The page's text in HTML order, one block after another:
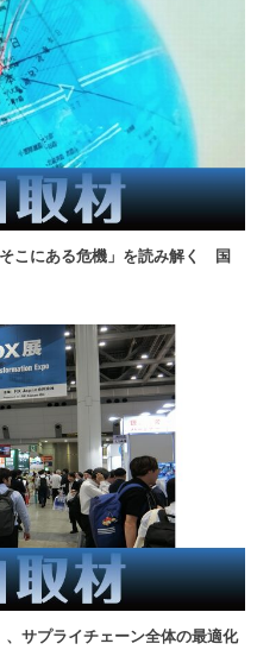
そこにある危機」を読み解く 国
、サプライチェーン全体の最適化